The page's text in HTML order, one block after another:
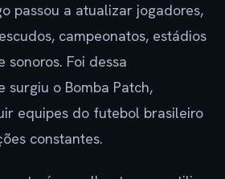
passou a atualizar jogadores,
campeonatos, estádios
sonoros. Foi dessa
surgiu o Bomba Patch,
equipes do futebol brasileiro
constantes.